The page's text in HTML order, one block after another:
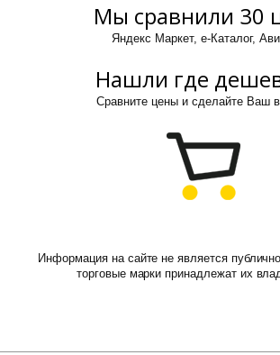
Мы сравнили 30
Яндекс Маркет, е-Каталог,
Нашли где
Сравните цены и сделайте Ваш
Информация на сайте не является
торговые марки принадлежат их